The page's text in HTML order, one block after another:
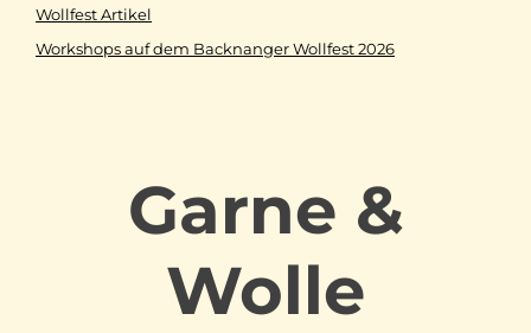
Garne &
Wolle
Wollfest Artikel
Workshops auf dem Backnanger Wollfest 2026